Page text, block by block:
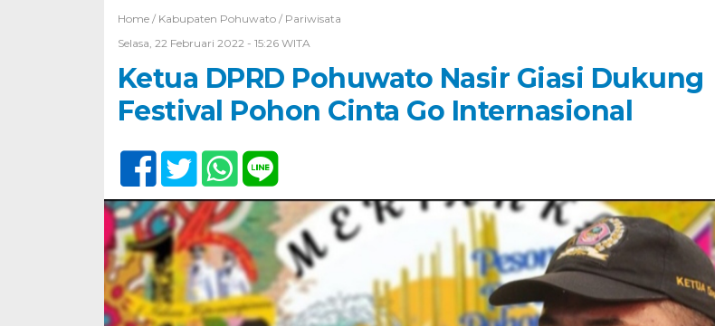
Home / Kabupaten Pohuwato/ Pariwisata
Selasa, 22 Februari 2022 - 15:26 WITA
Ketua DPRD Pohuwato Nasir Giasi Dukung
Festival Pohon Cinta Go Internasional